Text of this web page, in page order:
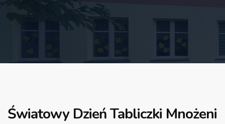
Światowy Dzień Tabliczki Mnożeni